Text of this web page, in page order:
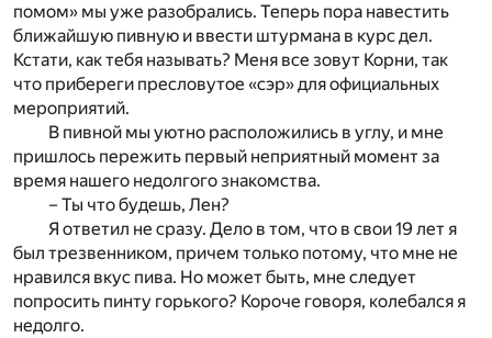
помом» мы уже разобрались. Теперь пора навестить
ближайшую пивную и ввести штурмана в курс дел.
Кстати, как тебя называть? Меня все зовут Корни, так
что прибереги пресловутое «сэр» для официальных
мероприятий.
В пивной мы уютно расположились в углу, и мне
пришлось пережить первый неприятный момент за
время нашего недолгого знакомства.
– Ты что будешь, Лен?
Я ответил не сразу. Дело в том, что в свои 19 лет я
был трезвенником, причем только потому, что мне не
нравился вкус пива. Но может быть, мне следует
попросить пинту горького? Короче говоря, колебался я
недолго.